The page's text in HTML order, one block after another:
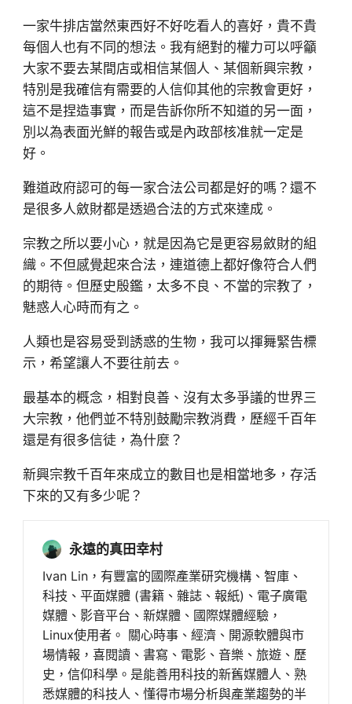
一家牛排店當然東西好不好吃看人的喜好，貴不貴
每個人也有不同的想法。我有絕對的權力可以呼籲
大家不要去某間店或相信某個人、某個新興宗教，
特別是我確信有需要的人信仰其他的宗教會更好，
這不是捏造事實，而是告訴你所不知道的另一面，
別以為表面光鮮的報告或是內政部核准就一定是
好。
難道政府認可的每一家合法公司都是好的嗎？還不
是很多人斂財都是透過合法的方式來達成。
宗教之所以要小心，就是因為它是更容易斂財的組
織。不但感覺起來合法，連道德上都好像符合人們
的期待。但歷史殷鑑，太多不良、不當的宗教了，
魅惑人心時而有之。
人類也是容易受到誘惑的生物，我可以揮舞緊告標
示，希望讓人不要往前去。
最基本的概念，相對良善、沒有太多爭議的世界三
大宗教，他們並不特別鼓勵宗教消費，歷經千百年
還是有很多信徒，為什麼？
新興宗教千百年來成立的數目也是相當地多，存活
下來的又有多少呢？
永遠的真田幸村
Ivan Lin，有豐富的國際產業研究機構、智庫、
科技、平面媒體 (書籍、雜誌、報紙)、電子廣電
媒體、影音平台、新媒體、國際媒體經驗，
Linux使用者。 關心時事、經濟、開源軟體與市
場情報，喜閱讀、書寫、電影、音樂、旅遊、歷
史，信仰科學。是能善用科技的新舊媒體人、熟
悉媒體的科技人、懂得市場分析與產業趨勢的半